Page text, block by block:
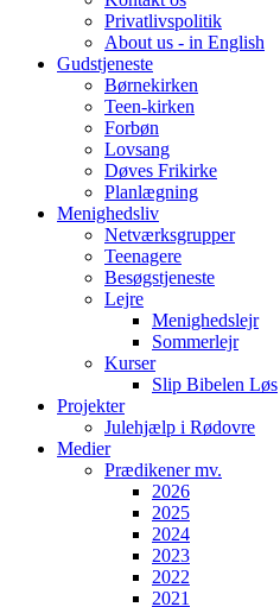
Privatlivspolitik
About us - in English
Gudstjeneste
Børnekirken
Teen-kirken
Forbøn
Lovsang
Døves Frikirke
Planlægning
Menighedsliv
Netværksgrupper
Teenagere
Besøgstjeneste
Lejre
Menighedslejr
Sommerlejr
Kurser
Slip Bibelen Løs
Projekter
Julehjælp i Rødovre
Medier
Prædikener mv.
2026
2025
2024
2023
2022
2021